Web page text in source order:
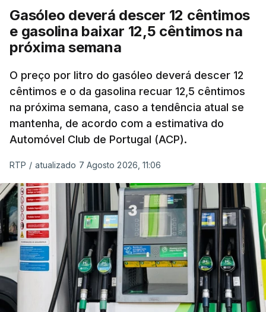
Ucrânia e no Médio Oriente a elevar os
custos das colheitas.
O índice, que acompanha as variações mensais
de um cabaz de produtos alimentares
comercializados internacionalmente, subiu para
131,1 pontos em julho, face aos 130,3 de junho.
O aumento dos preços dos alimentos básicos
nas prateleiras nos meses seguintes, à medida
que os fornecedores repercutem os seus
custos nos consumidores.
Em julho, o aumento esteve associado aos preços
do açúcar (+5,6%), dos cereais (+3,4%) e dos
óleos vegetais (+2%).
Estes aumentos foram "parcialmente
Gasóleo deverá descer 12 cêntimos
e gasolina baixar 12,5 cêntimos na
próxima semana
O preço por litro do gasóleo deverá descer 12
cêntimos e o da gasolina recuar 12,5 cêntimos
na próxima semana, caso a tendência atual se
mantenha, de acordo com a estimativa do
Automóvel Club de Portugal (ACP).
RTP / atualizado 7 Agosto 2026, 11:06